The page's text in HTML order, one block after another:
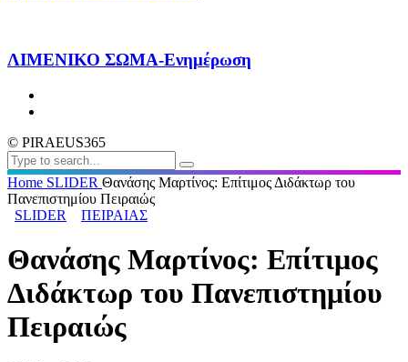
ΛΙΜΕΝΙΚΟ ΣΩΜΑ-Ενημέρωση
© PIRAEUS365
Home SLIDER Θανάσης Μαρτίνος: Επίτιμος Διδάκτωρ του
Πανεπιστημίου Πειραιώς
SLIDER
ΠΕΙΡΑΙΑΣ
Θανάσης Μαρτίνος: Επίτιμος
Διδάκτωρ του Πανεπιστημίου
Πειραιώς